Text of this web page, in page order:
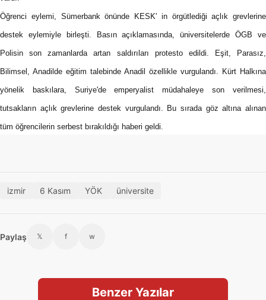
Öğrenci eylemi, Sümerbank önünde KESK' in örgütlediği açlık grevlerine
destek eylemiyle birleşti. Basın açıklamasında, üniversitelerde ÖGB ve
Polisin son zamanlarda artan saldırıları protesto edildi. Eşit, Parasız,
Bilimsel, Anadilde eğitim talebinde Anadil özellikle vurgulandı. Kürt Halkına
yönelik baskılara, Suriye'de emperyalist müdahaleye son verilmesi,
tutsakların açlık grevlerine destek vurgulandı. Bu sırada göz altına alınan
tüm öğrencilerin serbest bırakıldığı haberi geldi.
izmir 6 Kasım YÖK üniversite
Paylaş 𝕏 f w
Benzer Yazılar